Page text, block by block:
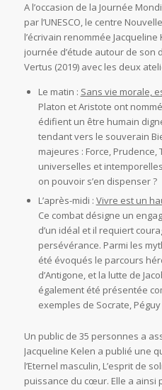
A l’occasion de la Journée
par l’UNESCO, le centre
l’écrivain renommée
journée d’étude autour de son
Vertus (2019) avec les deux
Le matin : Sans vie morale,
Platon et Aristote ont
édifient un être humain
tendant vers le souverain
majeures : Force, Prudence,
universelles et
on pouvoir s’en dispenser ?
L’après-midi : Vivre est un
Ce combat désigne un
d’un idéal et il requiert
persévérance. Parmi les
été évoqués le parcours
d’Antigone, et la lutte de
également été présentée
exemples de Socrate,
Un public de 35 personnes a
Jacqueline Kelen a publié une
l’Eternel masculin, L’esprit de
puissance du cœur. Elle a ainsi